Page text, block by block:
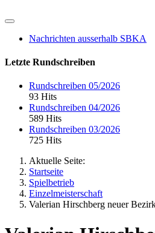
Nachrichten ausserhalb SBKA
Letzte Rundschreiben
Rundschreiben 05/2026
93 Hits
Rundschreiben 04/2026
589 Hits
Rundschreiben 03/2026
725 Hits
Aktuelle Seite:
Startseite
Spielbetrieb
Einzelmeisterschaft
Valerian Hirschberg neuer